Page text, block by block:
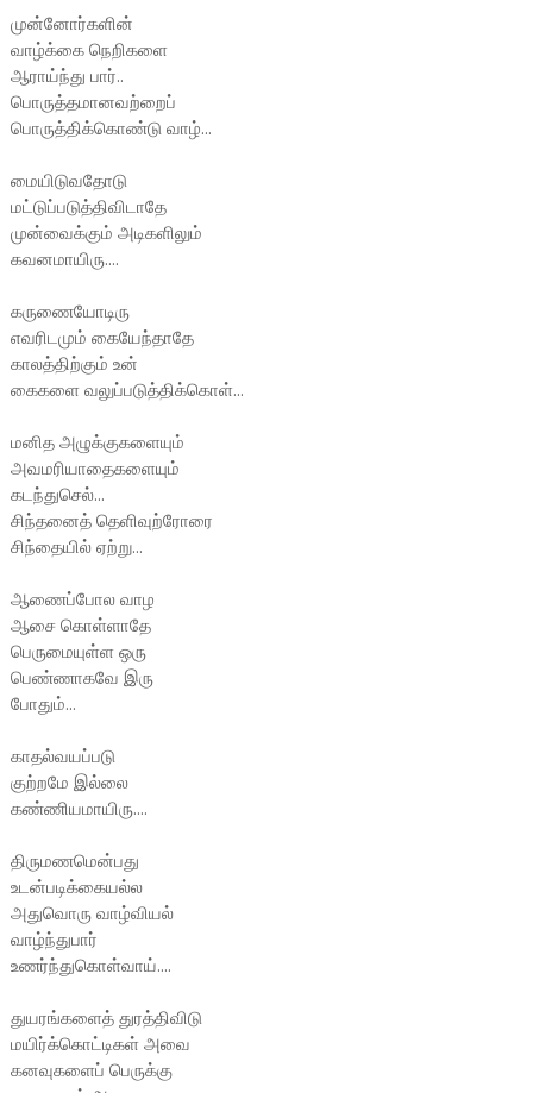
முன்னோர்களின்
வாழ்க்கை நெறிகளை
ஆராய்ந்து பார்..
பொருத்தமானவற்றைப்
பொருத்திக்கொண்டு வாழ்...
மையிடுவதோடு
மட்டுப்படுத்திவிடாதே
முன்வைக்கும் அடிகளிலும்
கவனமாயிரு....
கருணையோடிரு
எவரிடமும் கையேந்தாதே
காலத்திற்கும் உன்
கைகளை வலுப்படுத்திக்கொள்...
மனித அழுக்குகளையும்
அவமரியாதைகளையும்
கடந்துசெல்...
சிந்தனைத் தெளிவுற்ரோரை
சிந்தையில் ஏற்று...
ஆணைப்போல வாழ
ஆசை கொள்ளாதே
பெருமையுள்ள ஒரு
பெண்ணாகவே இரு
போதும்...
காதல்வயப்படு
குற்றமே இல்லை
கண்ணியமாயிரு....
திருமணமென்பது
உடன்படிக்கையல்ல
அதுவொரு வாழ்வியல்
வாழ்ந்துபார்
உணர்ந்துகொள்வாய்....
துயரங்களைத் துரத்திவிடு
மயிர்க்கொட்டிகள் அவை
கனவுகளைப் பெருக்கு